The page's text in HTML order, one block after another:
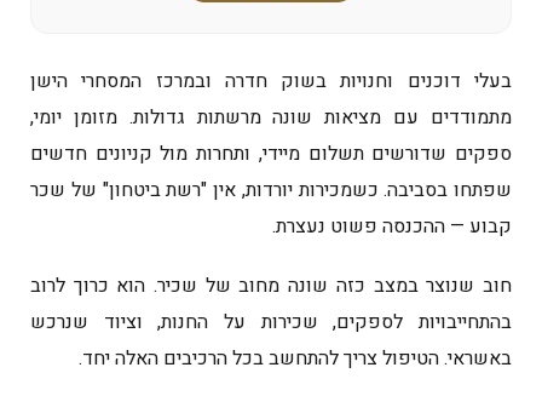
בעלי דוכנים וחנויות בשוק חדרה ובמרכז המסחרי הישן
מתמודדים עם מציאות שונה מרשתות גדולות. מזומן יומי,
ספקים שדורשים תשלום מיידי, ותחרות מול קניונים חדשים
שפתחו בסביבה. כשמכירות יורדות, אין "רשת ביטחון" של שכר
קבוע — ההכנסה פשוט נעצרת.
חוב שנוצר במצב כזה שונה מחוב של שכיר. הוא כרוך לרוב
בהתחייבויות לספקים, שכירות על החנות, וציוד שנרכש
באשראי. הטיפול צריך להתחשב בכל הרכיבים האלה יחד.